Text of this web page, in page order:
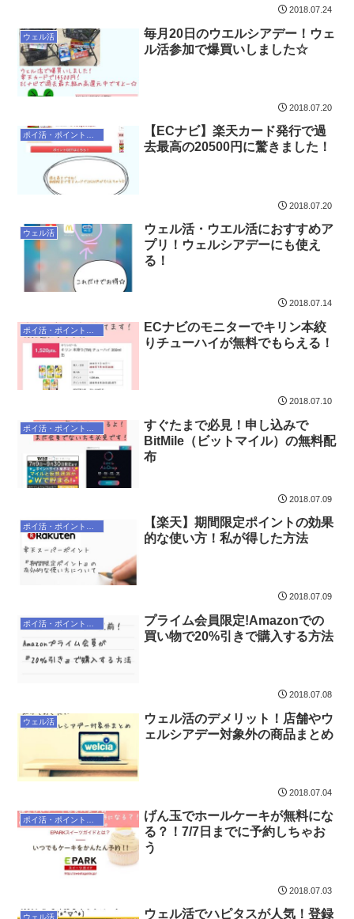
2018.07.24
ウェル活
毎月20日のウエルシアデー！ウェ
ル活参加で爆買いしました☆
2018.07.20
【ECナビ】楽天カード発行で過
去最高の20500円に驚きました！
2018.07.20
ウェル活
ウェル活・ウエル活におすすめア
プリ！ウェルシアデーにも使え
る！
2018.07.14
ポイ活・ポイントサイト
ECナビのモニターでキリン本絞
りチューハイが無料でもらえる！
2018.07.10
すぐたまで必見！申し込みで
BitMile（ビットマイル）の無料配
布
2018.07.09
【楽天】期間限定ポイントの効果
的な使い方！私が得した方法
2018.07.09
ポイ活・ポイントサイト
プライム会員限定!Amazonでの
買い物で20%引きで購入する方法
2018.07.08
ウェル活
ウェル活のデメリット！店舗やウ
ェルシアデー対象外の商品まとめ
2018.07.04
げん玉でホールケーキが無料にな
る？！7/7日までに予約しちゃお
う
2018.07.03
ウェル活でハピタスが人気！登録